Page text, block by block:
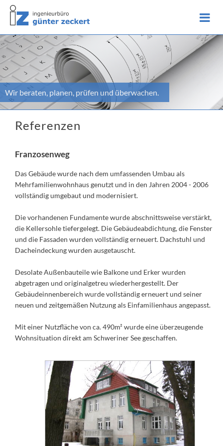
Wir beraten, planen, prüfen und überwachen.
Referenzen
Franzosenweg
Das Gebäude wurde nach dem umfassenden Umbau als
Mehrfamilienwohnhaus genutzt und in den Jahren 2004 - 2006
vollständig umgebaut und modernisiert.
Die vorhandenen Fundamente wurde abschnittsweise verstärkt,
die Kellersohle tiefergelegt. Die Gebäudeabdichtung, die Fenster
und die Fassaden wurden vollständig erneuert. Dachstuhl und
Dacheindeckung wurden ausgetauscht.
Desolate Außenbauteile wie Balkone und Erker wurden
abgetragen und originalgetreu wiederhergestellt. Der
Gebäudeinnenbereich wurde vollständig erneuert und seiner
neuen und zeitgemäßen Nutzung als Einfamilienhaus angepasst.
Mit einer Nutzfläche von ca. 490m² wurde eine überzeugende
Wohnsituation direkt am Schweriner See geschaffen.